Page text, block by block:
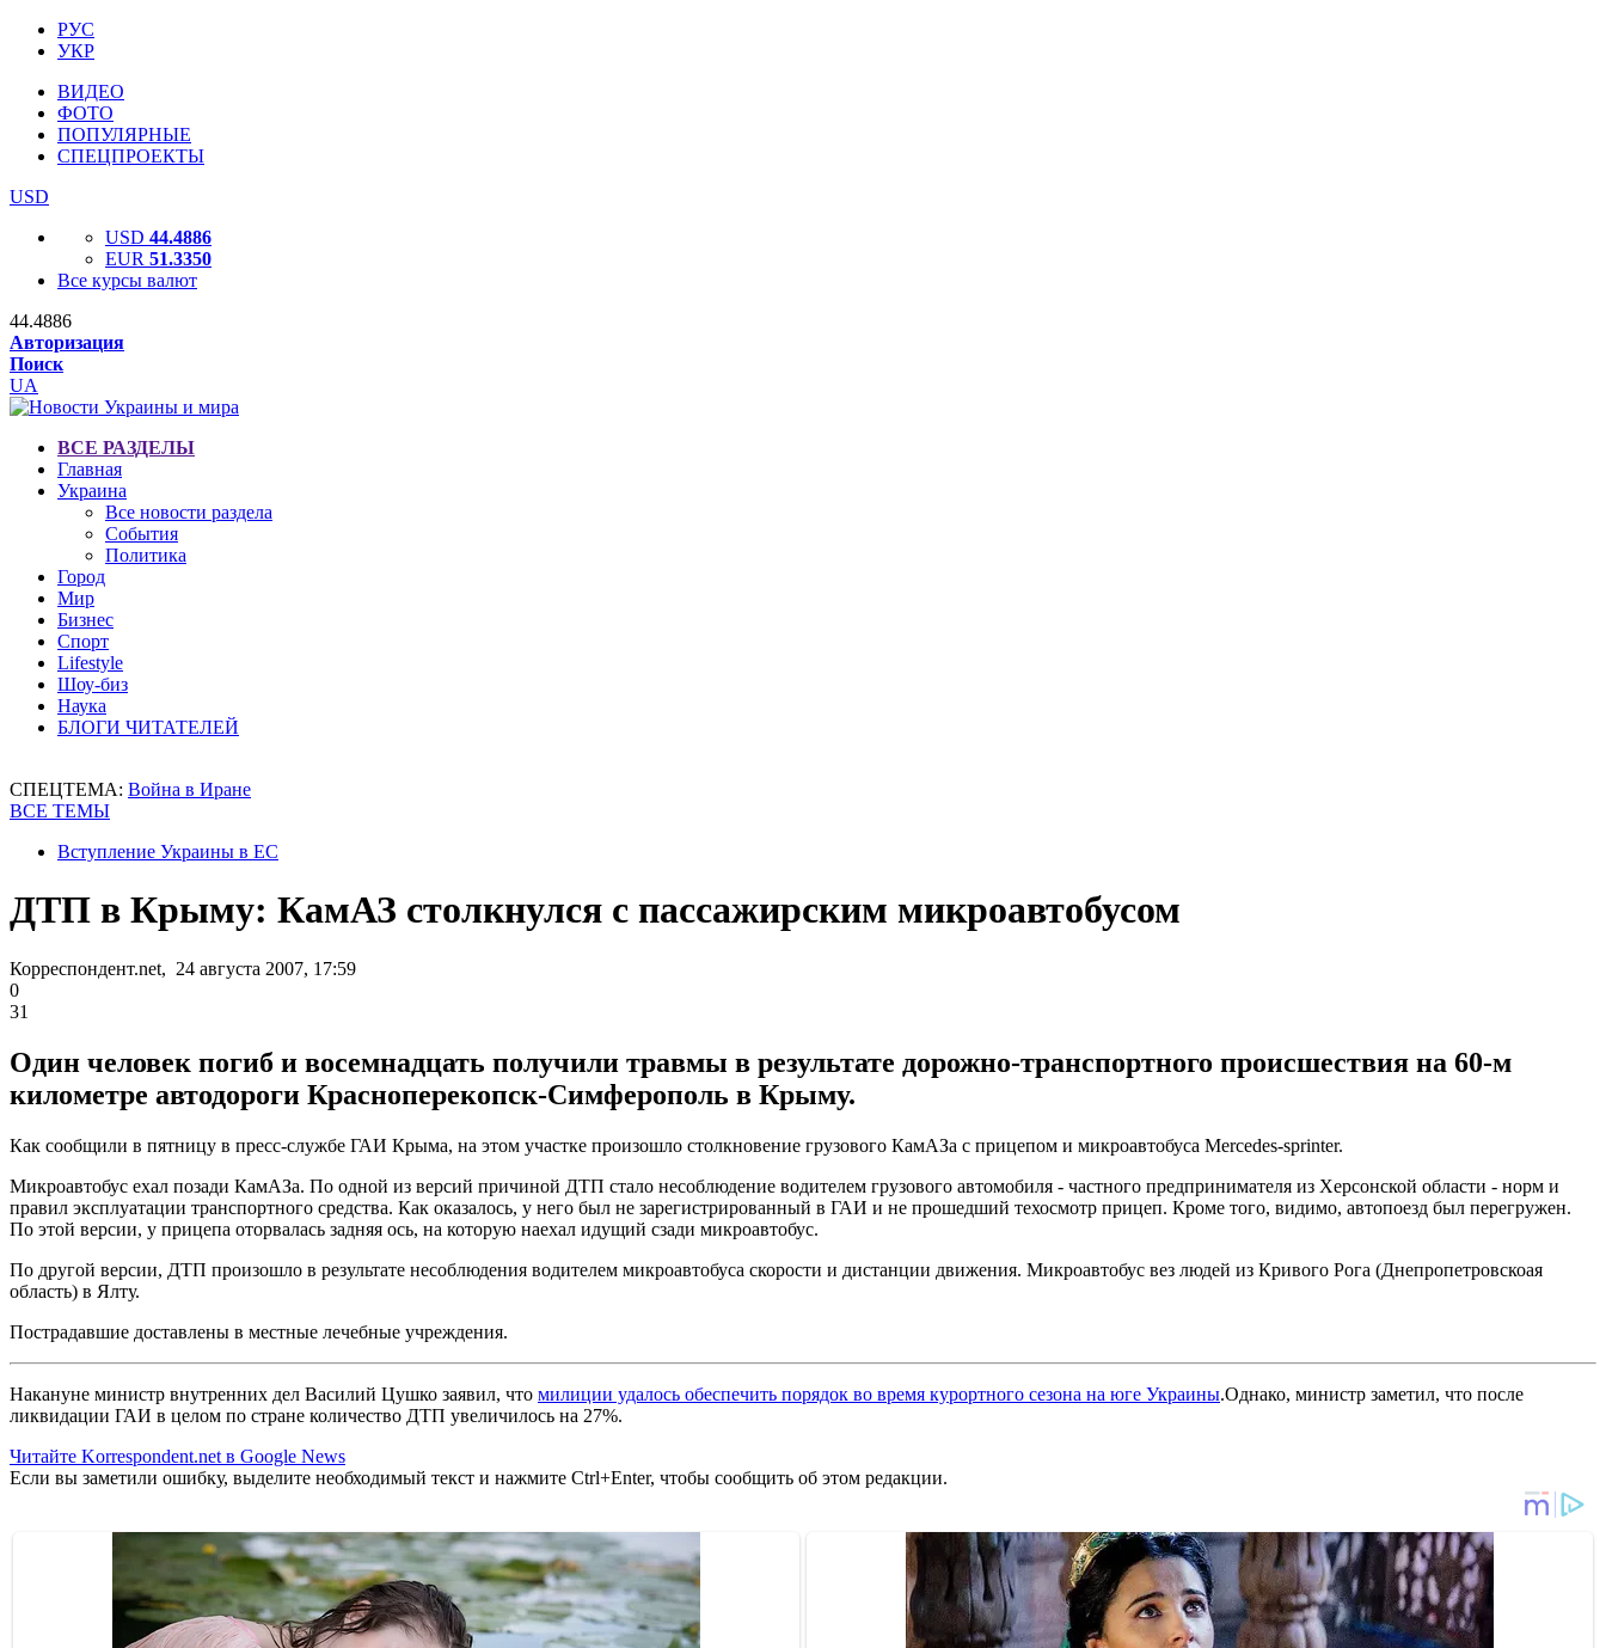
РУС
УКР
ВИДЕО
ФОТО
ПОПУЛЯРНЫЕ
СПЕЦПРОЕКТЫ
USD
USD 44.4886
EUR 51.3350
Все курсы валют
44.4886
Авторизация
Поиск
UA
ВСЕ РАЗДЕЛЫ
Главная
Украина
Все новости раздела
События
Политика
Город
Мир
Бизнес
Спорт
Lifestyle
Шоу-биз
Наука
БЛОГИ ЧИТАТЕЛЕЙ
СПЕЦТЕМА: Война в Иране
ВСЕ ТЕМЫ
Вступление Украины в ЕС
ДТП в Крыму: КамАЗ столкнулся с пассажирским микроавтобусом
Корреспондент.net, 24 августа 2007, 17:59
0
31
Один человек погиб и восемнадцать получили травмы в результате дорожно-транспортного происшествия на 60-м
километре автодороги Красноперекопск-Симферополь в Крыму.
Как сообщили в пятницу в пресс-службе ГАИ Крыма, на этом участке произошло столкновение грузового КамАЗа с прицепом и микроавтобуса Mercedes-sprinter.
Микроавтобус ехал позади КамАЗа. По одной из версий причиной ДТП стало несоблюдение водителем грузового автомобиля - частного предпринимателя из Херсонской области - норм и
правил эксплуатации транспортного средства. Как оказалось, у него был не зарегистрированный в ГАИ и не прошедший техосмотр прицеп. Кроме того, видимо, автопоезд был перегружен.
По этой версии, у прицепа оторвалась задняя ось, на которую наехал идущий сзади микроавтобус.
По другой версии, ДТП произошло в результате несоблюдения водителем микроавтобуса скорости и дистанции движения. Микроавтобус вез людей из Кривого Рога (Днепропетровскоая
область) в Ялту.
Пострадавшие доставлены в местные лечебные учреждения.
Накануне министр внутренних дел Василий Цушко заявил, что милиции удалось обеспечить порядок во время курортного сезона на юге Украины.Однако, министр заметил, что после
ликвидации ГАИ в целом по стране количество ДТП увеличилось на 27%.
Читайте Korrespondent.net в Google News
Если вы заметили ошибку, выделите необходимый текст и нажмите Ctrl+Enter, чтобы сообщить об этом редакции.